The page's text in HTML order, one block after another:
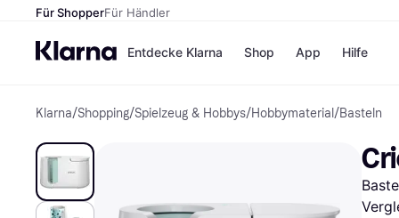
Für ShopperFür Händler
Entdecke Klarna
Zahlungsmethoden
Bezahle in bis zu 30
Shop
Shops
H&M
Temu
App Hilfe
Klarna/Shopping/Spielzeug & Hobbys/Hobbymaterial /Basteln